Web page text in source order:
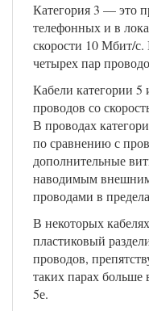
Категория 3 — это
телефонных и в
скорости 10 Мбит/с.
четырех пар
Кабели категории 5
проводов со
В проводах
по сравнению с
дополнительные
наводимым
проводами в
В некоторых
пластиковый
проводов,
таких парах больше
5е.